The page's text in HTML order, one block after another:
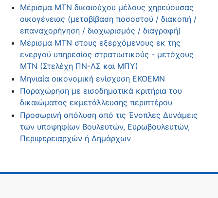
Μέρισμα ΜΤΝ δικαιούχου μέλους χηρεύουσας
οικογένειας (μεταβίβαση ποσοστού / διακοπή /
επαναχορήγηση / διαχωρισμός / διαγραφή)
Μέρισμα ΜΤΝ στους εξερχόμενους εκ της
ενεργού υπηρεσίας στρατιωτικούς - μετόχους
ΜΤΝ (Στελέχη ΠΝ-ΛΣ και ΜΠΥ)
Μηνιαία οικονομική ενίσχυση ΕΚΟΕΜΝ
Παραχώρηση με εισοδηματικά κριτήρια του
δικαιώματος εκμετάλλευσης περιπτέρου
Προσωρινή απόλυση από τις Ένοπλες Δυνάμεις
των υποψηφίων Βουλευτών, Ευρωβουλευτών,
Περιφερειαρχών ή Δημάρχων